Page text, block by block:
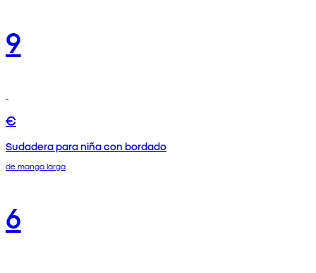
9
€
Sudadera para niña con bordado
de manga larga
6